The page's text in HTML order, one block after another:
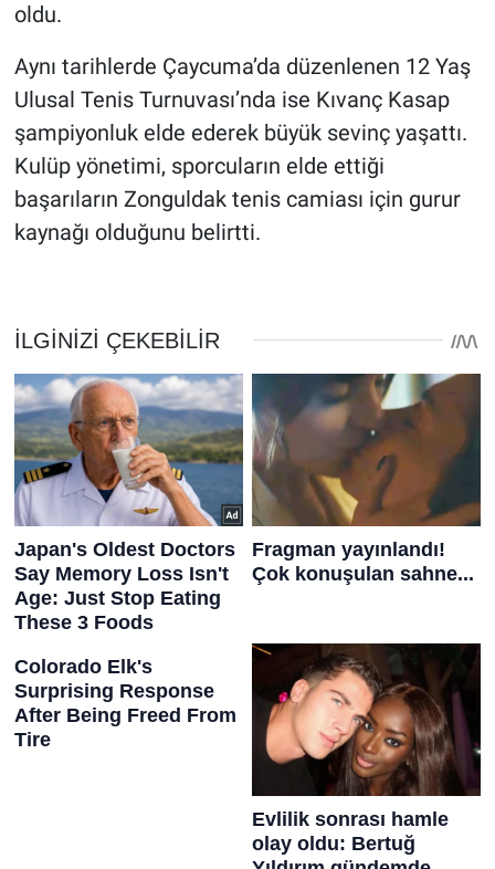
oldu.
Aynı tarihlerde Çaycuma’da düzenlenen 12 Yaş
Ulusal Tenis Turnuvası’nda ise Kıvanç Kasap
şampiyonluk elde ederek büyük sevinç yaşattı.
Kulüp yönetimi, sporcuların elde ettiği
başarıların Zonguldak tenis camiası için gurur
kaynağı olduğunu belirtti.